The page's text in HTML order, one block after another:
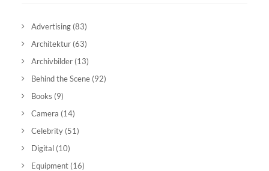
Advertising (83)
Architektur (63)
Archivbilder (13)
Behind the Scene (92)
Books (9)
Camera (14)
Celebrity (51)
Digital (10)
Equipment (16)